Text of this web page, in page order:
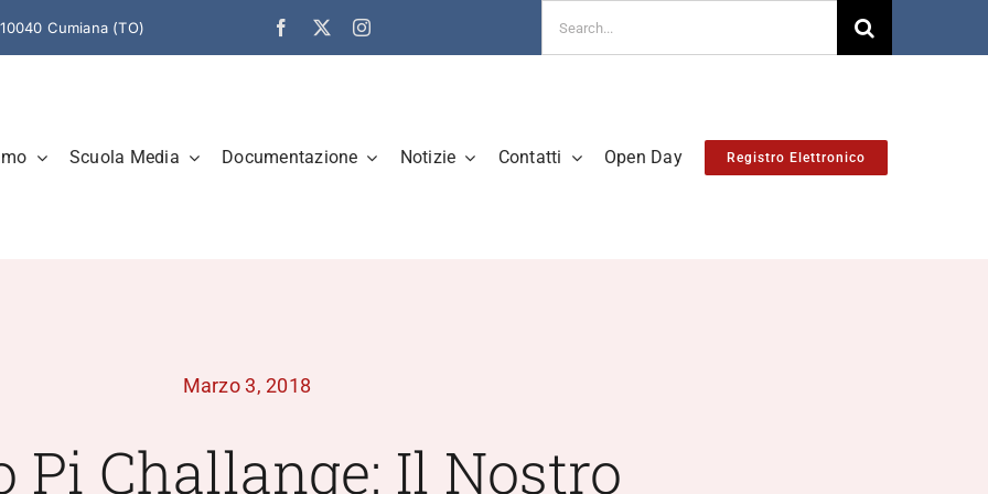
Cumiana (TO)
per:
Scuola Media Documentazione Notizie Contatti Open Day Registro Elettronico
Marzo 3, 2018
Pi Challange: Il Nostro